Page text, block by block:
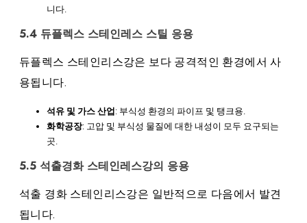
니다.
5.4 듀플렉스 스테인레스 스틸 응용
듀플렉스 스테인리스강은 보다 공격적인 환경에서 사
용됩니다.
석유 및 가스 산업 : 부식성 환경의 파이프 및 탱크용.
화학공장: 고압 및 부식성 물질에 대한 내성이 모두 요구되는
곳.
5.5 석출경화 스테인레스강의 응용
석출 경화 스테인리스강은 일반적으로 다음에서 발견
됩니다.